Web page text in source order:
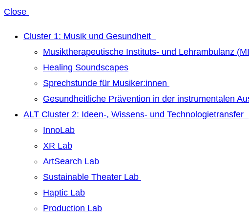
Close
Cluster 1: Musik und Gesundheit
Musiktherapeutische Instituts- und Lehrambulanz
Healing Soundscapes
Sprechstunde für Musiker:innen
Gesundheitliche Prävention in der instrumentalen
ALT Cluster 2: Ideen-, Wissens- und Technologietransfer
InnoLab
XR Lab
ArtSearch Lab
Sustainable Theater Lab
Haptic Lab
Production Lab